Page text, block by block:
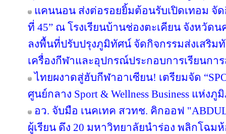
แคนนอน ส่งต่อรอยยิ้มต้อนรับเปิดเทอม จัด
ที่ 45” ณ โรงเรียนบ้านช่องตะเคียน จังหวัด
ลงพื้นที่ปรับปรุงภูมิทัศน์ จัดกิจกรรมส่งเสริม
เครื่องกีฬาและอุปกรณ์ประกอบการเรียนกา
ไทยผงาดสู่ฮับกีฬาอาเซียน! เตรียมจัด
ศูนย์กลาง Sport & Wellness Business แห่งภู
อว. จับมือ เนคเทค สวทช. คิกออฟ
ผู้เรียน ดึง 20 มหาวิทยาลัยนำร่อง พลิกโฉม